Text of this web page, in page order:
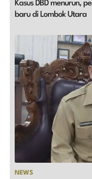
Kasus DBD menurun,
baru di Lombok Utara
NEWS